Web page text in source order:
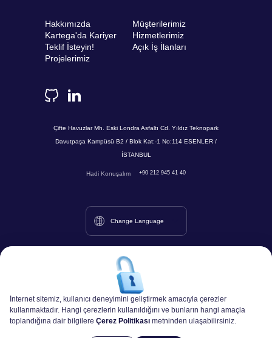
Change Language
Hakkımızda
Müşterilerimiz
Kartega'da Kariyer
Hizmetlerimiz
Teklif İsteyin!
Açık İş İlanları
Projelerimiz
Çifte Havuzlar Mh. Eski Londra Asfaltı Cd. Yıldız Teknopark
Davutpaşa Kampüsü B2 / Blok Kat:-1 No:114 ESENLER /
İSTANBUL
Hadi Konuşalım +90 212 945 41 40
Bu site içeriğinin tüm hakları Kartega Yazılım ve
Gizlilik
Çerez
İnternet sitemiz, kullanıcı deneyimini geliştirmek amacıyla çerezler
kullanmaktadır. Hangi çerezlerin kullanıldığını ve bunların hangi amaçla
toplandığına dair bilgilere Çerez Politikası metninden ulaşabilirsiniz.